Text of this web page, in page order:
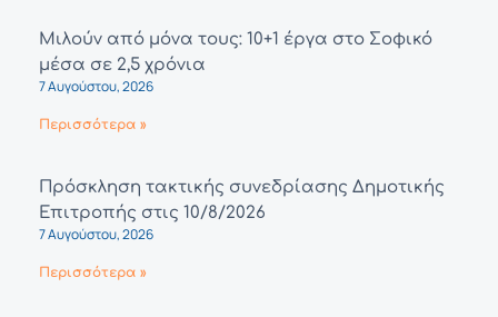
Μιλούν από μόνα τους: 10+1 έργα στο Σοφικό
μέσα σε 2,5 χρόνια
7 Αυγούστου, 2026
Περισσότερα »
Πρόσκληση τακτικής συνεδρίασης Δημοτικής
Επιτροπής στις 10/8/2026
7 Αυγούστου, 2026
Περισσότερα »